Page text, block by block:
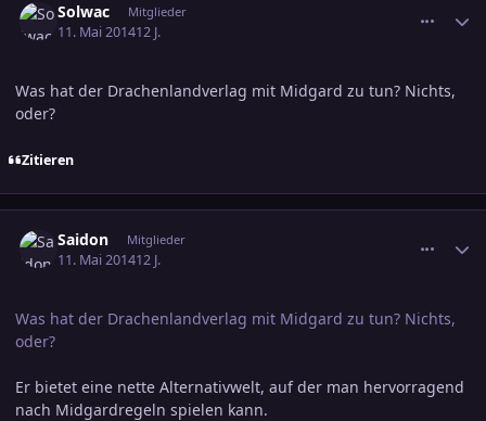
Solwac Mitglieder
11. Mai 201412 J.
Was hat der Drachenlandverlag mit Midgard zu tun? Nichts,
oder?
Zitieren
Saidon Mitglieder
11. Mai 201412 J.
Was hat der Drachenlandverlag mit Midgard zu tun? Nichts,
oder?
Er bietet eine nette Alternativwelt, auf der man hervorragend
nach Midgardregeln spielen kann.